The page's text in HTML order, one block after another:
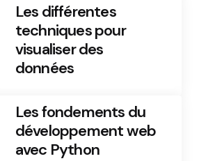
Les différentes
techniques pour
visualiser des
données
Les fondements du
développement web
avec Python